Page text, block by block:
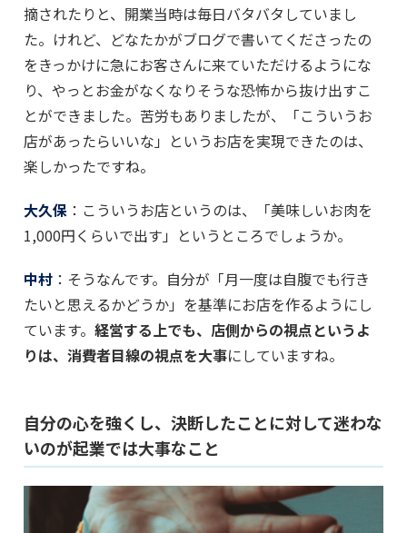
摘されたりと、開業当時は毎日バタバタしていまし
た。けれど、どなたかがブログで書いてくださったの
をきっかけに急にお客さんに来ていただけるようにな
り、やっとお金がなくなりそうな恐怖から抜け出すこ
とができました。苦労もありましたが、「こういうお
店があったらいいな」というお店を実現できたのは、
楽しかったですね。
大久保 ：こういうお店というのは、「美味しいお肉を
1,000円くらいで出す」というところでしょうか。
中村 ：そうなんです。自分が「月一度は自腹でも行き
たいと思えるかどうか」を基準にお店を作るようにし
ています。 経営する上でも、店側からの視点というよ
りは、消費者目線の視点を大事にしていますね。
自分の心を強くし、決断したことに対して迷わな
いのが起業では大事なこと